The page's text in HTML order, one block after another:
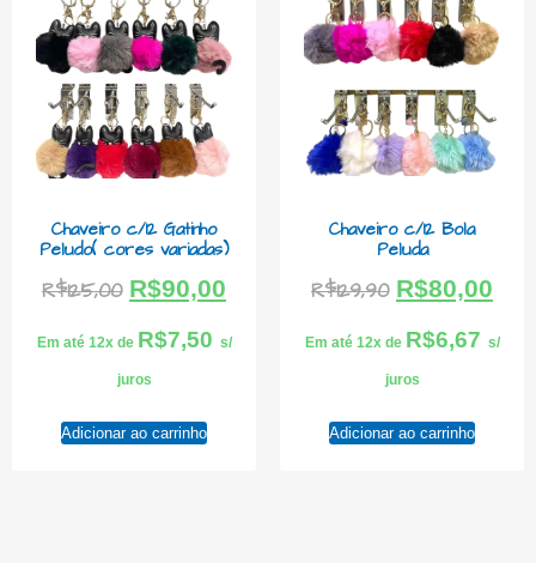
Chaveiro c/12 Gatinho
Peludo( cores variadas)
R$125,00 R$90,00
Em até 12x de R$7,50 s/
juros
Adicionar ao carrinho
Chaveiro c/12 Bola
Peluda
R$129,90 R$80,00
Em até 12x de R$6,67 s/
juros
Adicionar ao carrinho